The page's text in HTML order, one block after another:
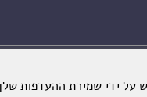
מכון ויצמן למדע.
על ידי שמירת ההעדפות שלך